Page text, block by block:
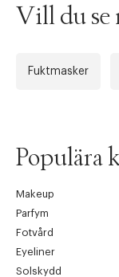
Vill du se
Fuktmasker
Populära
Makeup
Parfym
Fotvård
Eyeliner
Solskydd